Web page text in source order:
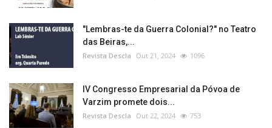
"Lembras-te da Guerra Colonial?" no Teatro
das Beiras,...
Revista Descla Out 21, 2024 1096
IV Congresso Empresarial da Póvoa de
Varzim promete dois...
Revista Descla Out 22, 2024 753